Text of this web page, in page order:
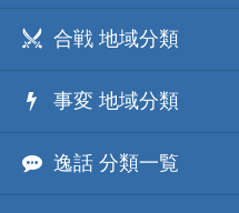
合戦 地域分類
事変 地域分類
逸話 分類一覧